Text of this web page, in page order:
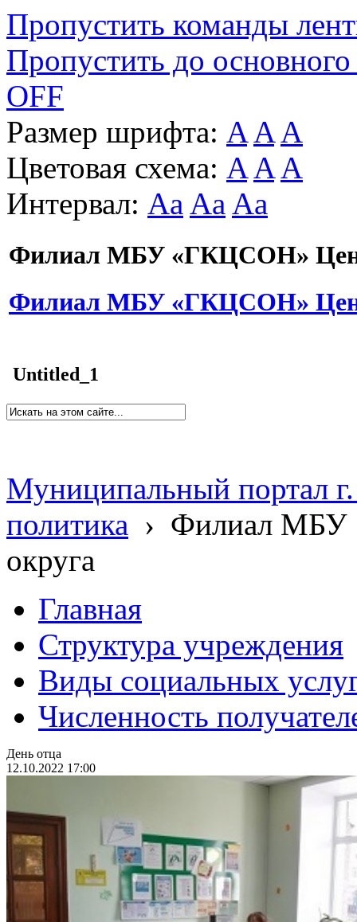
Пропустить команды
Пропустить до основного
OFF
Размер шрифта: A A A
Цветовая схема: A A A
Интервал: Aa Aa Aa
Филиал МБУ «ГКЦСОН»
Филиал МБУ «ГКЦСОН»
Untitled_1
Муниципальный портал
политика › Филиал МБУ
округа
Главная
Структура учреждения
Виды социальных
Численность
День отца
12.10.2022 17:00